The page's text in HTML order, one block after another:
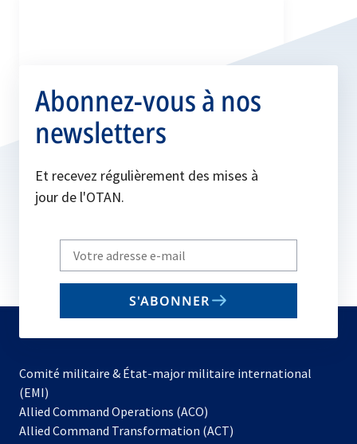
Abonnez-vous à nos
newsletters
Et recevez régulièrement des mises à
jour de l'OTAN.
Write
your
email
S'ABONNER
Comité militaire & État-major militaire international
(EMI)
Allied Command Operations (ACO)
Allied Command Transformation (ACT)